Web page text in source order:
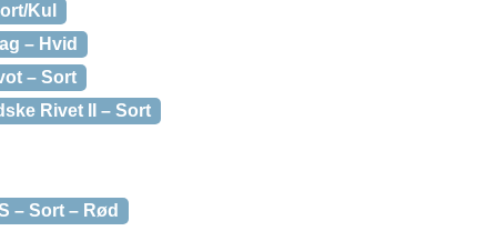
Kul
– Hvid
– Sort
Rivet II – Sort
– Sort – Rød